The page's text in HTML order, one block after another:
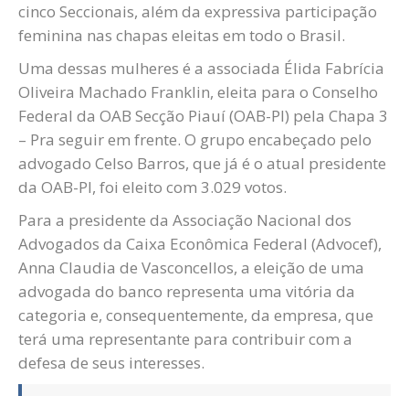
cinco Seccionais, além da expressiva participação
feminina nas chapas eleitas em todo o Brasil.
Uma dessas mulheres é a associada Élida Fabrícia
Oliveira Machado Franklin, eleita para o Conselho
Federal da OAB Secção Piauí (OAB-PI) pela Chapa 3
– Pra seguir em frente. O grupo encabeçado pelo
advogado Celso Barros, que já é o atual presidente
da OAB-PI, foi eleito com 3.029 votos.
Para a presidente da Associação Nacional dos
Advogados da Caixa Econômica Federal (Advocef),
Anna Claudia de Vasconcellos, a eleição de uma
advogada do banco representa uma vitória da
categoria e, consequentemente, da empresa, que
terá uma representante para contribuir com a
defesa de seus interesses.